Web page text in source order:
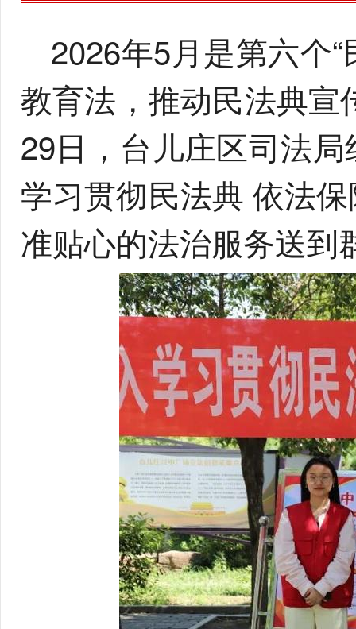
2026年5月是第六个
教育法，推动民法典
29日，台儿庄区司法
学习贯彻民法典 依法
准贴心的法治服务送到